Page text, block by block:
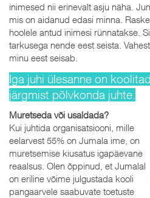
inimesed nii erinevalt asju näha.
mis on aidanud edasi minna.
hoolele antud inimesi rünnatakse.
tarkusega nende eest seista.
minu eest seisab.
Iga juhi ülesanne on
järgmist põlvkonda juhte.
Muretseda või usaldada?
Kui juhtida organisatsiooni, mille
eelarvest 55% on Jumala ime, on
muretsemise kiusatus igapäevane
reaalsus. Olen õppinud, et Jumalal
on eriline võime julgustada kooli
pangaarvele saabuvate toetuste